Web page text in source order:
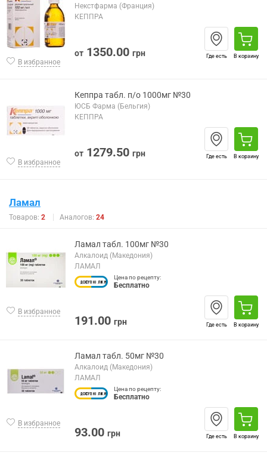
В избранное
Некстфарма (Франция)
КЕППРА
от 1350.00 грн Где есть В корзину
В избранное
Кеппра табл. п/о 1000мг №30
ЮСБ Фарма (Бельгия)
КЕППРА
от 1279.50 грн Где есть В корзину
Ламал
Товаров: 2 Аналогов: 24
В избранное
Ламал табл. 100мг №30
Алкалоид (Македония)
ЛАМАЛ
Цена по рецепту:
Бесплатно
191.00 грн Где есть В корзину
В избранное
Ламал табл. 50мг №30
Алкалоид (Македония)
ЛАМАЛ
Цена по рецепту:
Бесплатно
93.00 грн Где есть В корзину